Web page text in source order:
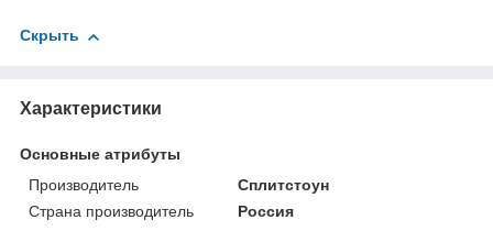
Скрыть
Характеристики
Основные атрибуты
Производитель
Сплитстоун
Страна производитель
Россия